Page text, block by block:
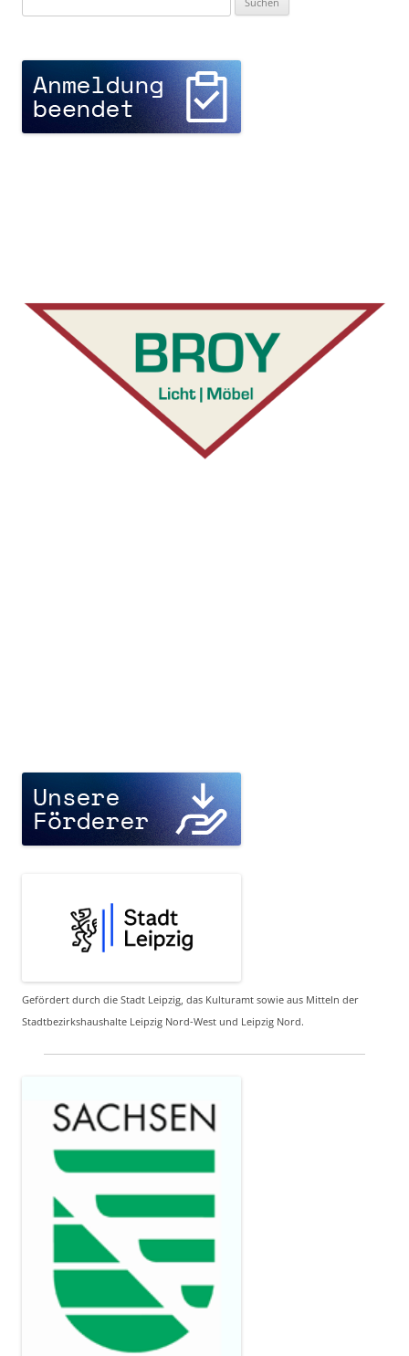
nach:
Gefördert durch die Stadt Leipzig, das Kulturamt sowie aus Mitteln der
Stadtbezirkshaushalte Leipzig Nord-West und Leipzig Nord.